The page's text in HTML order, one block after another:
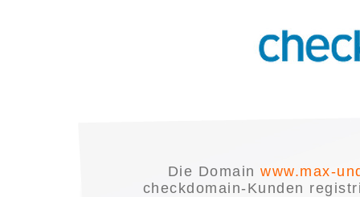
Die Domainwww.max-
checkdomain-Kunden